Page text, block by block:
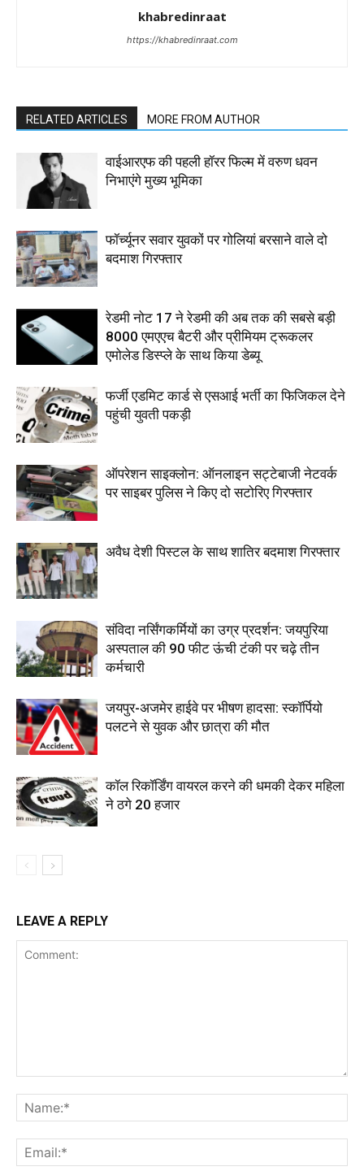
khabredinraat
https://khabredinraat.com
RELATED ARTICLES MORE FROM AUTHOR
वाईआरएफ की पहली हॉरर फिल्म में वरुण धवन
निभाएंगे मुख्य भूमिका
फॉर्च्यूनर सवार युवकों पर गोलियां बरसाने वाले दो
बदमाश गिरफ्तार
रेडमी नोट 17 ने रेडमी की अब तक की सबसे बड़ी
8000 एमएएच बैटरी और प्रीमियम ट्रूकलर
एमोलेड डिस्प्ले के साथ किया डेब्यू
फर्जी एडमिट कार्ड से एसआई भर्ती का फिजिकल देने
पहुंची युवती पकड़ी
ऑपरेशन साइक्लोन: ऑनलाइन सट्टेबाजी नेटवर्क
पर साइबर पुलिस ने किए दो सटोरिए गिरफ्तार
अवैध देशी पिस्टल के साथ शातिर बदमाश गिरफ्तार
संविदा नर्सिंगकर्मियों का उग्र प्रदर्शन: जयपुरिया
अस्पताल की 90 फीट ऊंची टंकी पर चढ़े तीन
कर्मचारी
जयपुर-अजमेर हाईवे पर भीषण हादसा: स्कॉर्पियो
पलटने से युवक और छात्रा की मौत
कॉल रिकॉर्डिंग वायरल करने की धमकी देकर महिला
ने ठगे 20 हजार
LEAVE A REPLY